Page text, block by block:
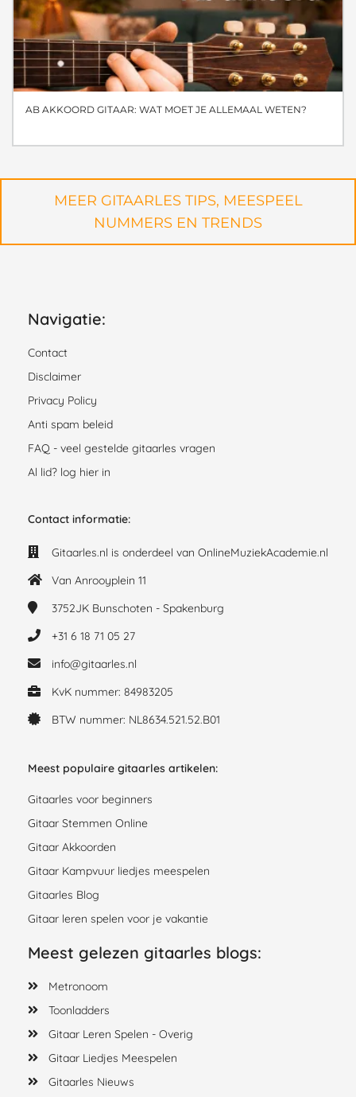
AB AKKOORD GITAAR: WAT MOET JE ALLEMAAL WETEN?
MEER GITAARLES TIPS, MEESPEEL
NUMMERS EN TRENDS
Navigatie:
Contact
Disclaimer
Privacy Policy
Anti spam beleid
FAQ - veel gestelde gitaarles vragen
Al lid? log hier in
Contact informatie:
Gitaarles.nl is onderdeel van OnlineMuziekAcademie.nl
Van Anrooyplein 11
3752JK Bunschoten - Spakenburg
+31 6 18 71 05 27
info@gitaarles.nl
KvK nummer: 84983205
BTW nummer: NL8634.521.52.B01
Meest populaire gitaarles artikelen:
Gitaarles voor beginners
Gitaar Stemmen Online
Gitaar Akkoorden
Gitaar Kampvuur liedjes meespelen
Gitaarles Blog
Gitaar leren spelen voor je vakantie
Meest gelezen gitaarles blogs:
Metronoom
Toonladders
Gitaar Leren Spelen - Overig
Gitaar Liedjes Meespelen
Gitaarles Nieuws